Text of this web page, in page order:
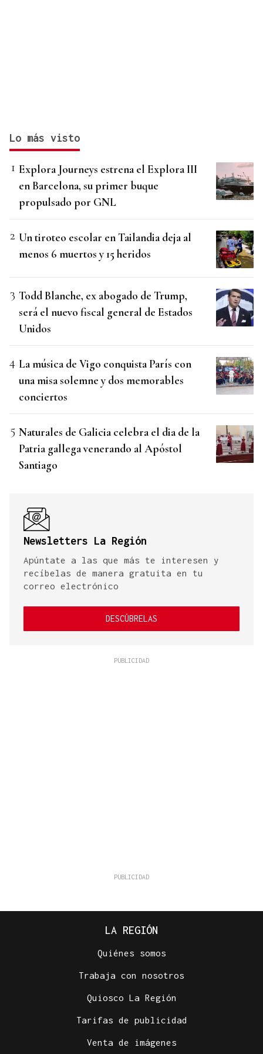
Lo más visto
Explora Journeys estrena el Explora III
en Barcelona, su primer buque
propulsado por GNL
Un tiroteo escolar en Tailandia deja al
menos 6 muertos y 15 heridos
Todd Blanche, ex abogado de Trump,
será el nuevo fiscal general de Estados
Unidos
La música de Vigo conquista París con
una misa solemne y dos memorables
conciertos
Naturales de Galicia celebra el dia de la
Patria gallega venerando al Apóstol
Santiago
Newsletters La Región
Apúntate a las que más te interesen y
recíbelas de manera gratuita en tu
correo electrónico
DESCÚBRELAS
LA REGIÓN
Quiénes somos
Trabaja con nosotros
Quiosco La Región
Tarifas de publicidad
Venta de imágenes